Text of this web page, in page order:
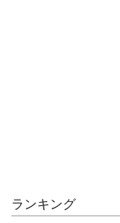
ランキング